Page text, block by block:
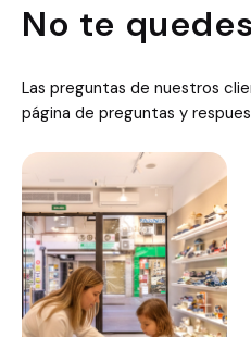
No te
Las preguntas de nuestros
página de preguntas y